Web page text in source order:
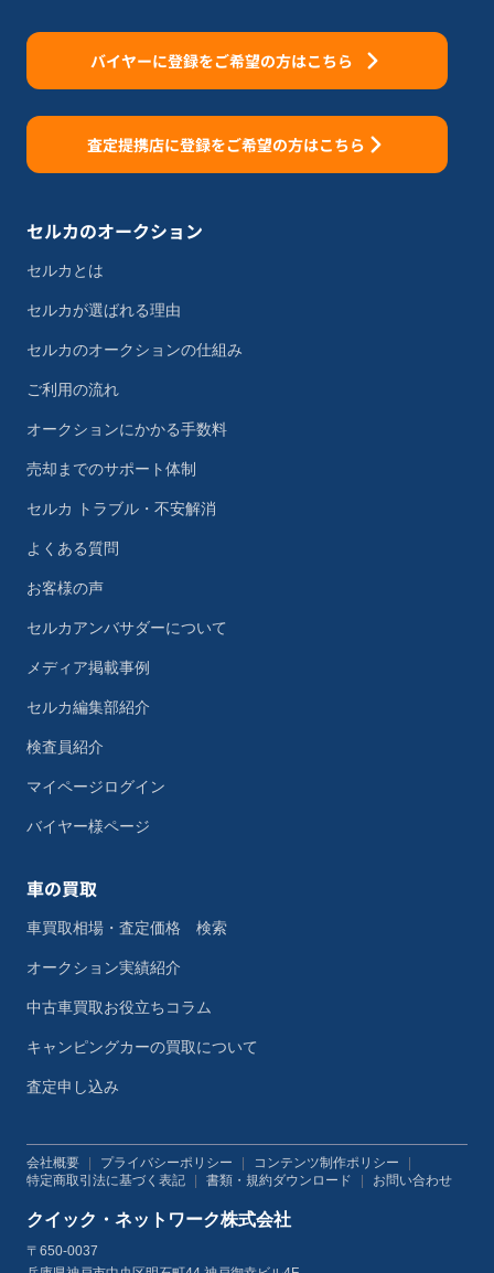
バイヤーに登録をご希望の方はこちら
査定提携店に登録をご希望の方はこちら
セルカのオークション
セルカとは
セルカが選ばれる理由
セルカのオークションの仕組み
ご利用の流れ
オークションにかかる手数料
売却までのサポート体制
セルカ トラブル・不安解消
よくある質問
お客様の声
セルカアンバサダーについて
メディア掲載事例
セルカ編集部紹介
検査員紹介
マイページログイン
バイヤー様ページ
車の買取
車買取相場・査定価格 検索
オークション実績紹介
中古車買取お役立ちコラム
キャンピングカーの買取について
査定申し込み
会社概要 プライバシーポリシー コンテンツ制作ポリシー
特定商取引法に基づく表記
書類・規約ダウンロード お問い合わせ
クイック・ネットワーク株式会社
〒650-0037